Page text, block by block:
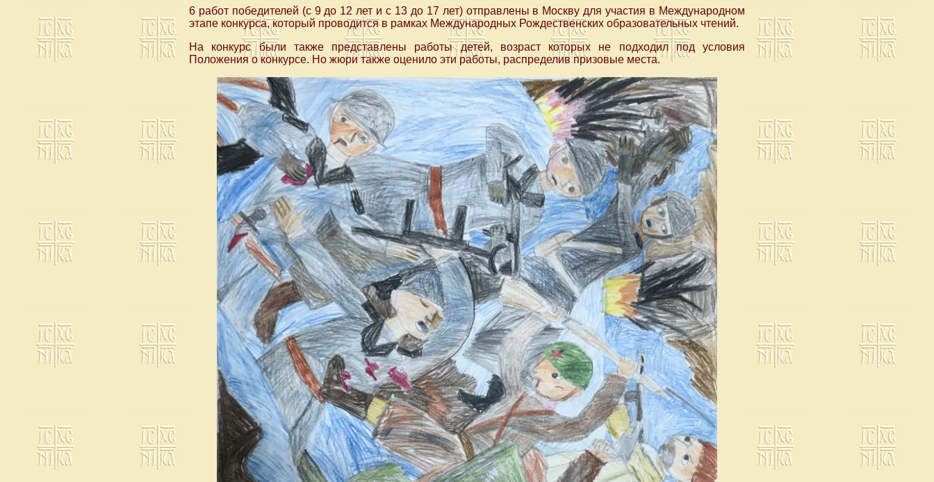
6 работ победителей (с 9 до 12 лет и с 13 до 17 лет) отправлены в Москву для участия в Международном
этапе конкурса, который проводится в рамках Международных Рождественских образовательных чтений.
На конкурс были также представлены работы детей, возраст которых не подходил под условия
Положения о конкурсе. Но жюри также оценило эти работы, распределив призовые места.